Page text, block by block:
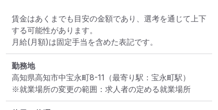
賃金はあくまでも目安の金額であり、選考を通じて上下
する可能性があります。
月給(月額)は固定手当を含めた表記です。
勤務地
高知県高知市中宝永町8-11 （最寄り駅：宝永町駅）
※就業場所の変更の範囲：求人者の定める就業場所